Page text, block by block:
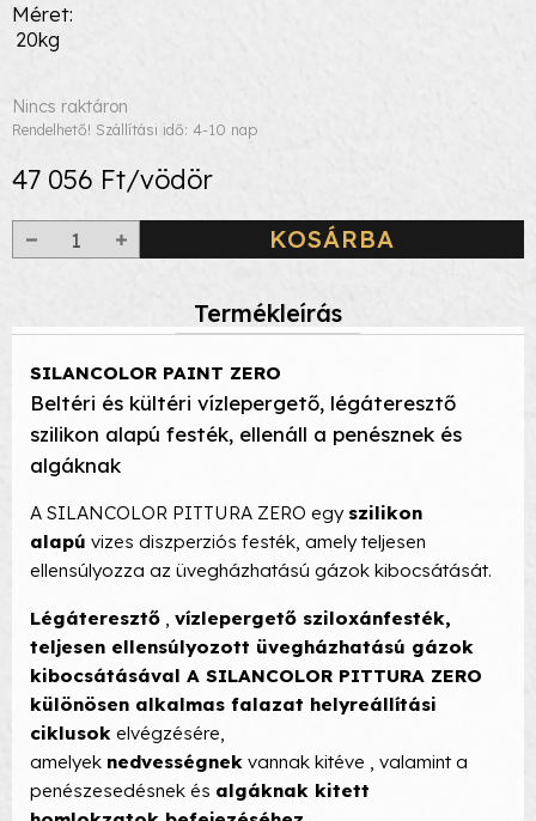
Méret
20kg
Nincs raktáron
Rendelhető! Szállítási idő: 4-10 nap
47 056 Ft/vödör
KOSÁRBA
Termékleírás
SILANCOLOR PAINT ZERO
Beltéri és kültéri vízlepergető, légáteresztő
szilikon alapú festék, ellenáll a penésznek és
algáknak
A SILANCOLOR PITTURA ZERO egy szilikon
alapú vizes diszperziós festék, amely teljesen
ellensúlyozza az üvegházhatású gázok kibocsátását.
Légáteresztő
vízlepergető sziloxánfesték,
teljesen ellensúlyozott üvegházhatású gázok
kibocsátásával A SILANCOLOR PITTURA ZERO
különösen alkalmas falazat helyreállítási
ciklusok elvégzésére,
amelyek nedvességnek vannak kitéve , valamint a
penészesedésnek és algáknak kitett